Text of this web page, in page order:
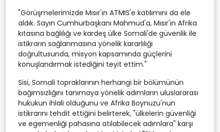
"Görüşmelerimizde Mısır'ın ATMIS'e katılımını da ele
aldık. Sayın Cumhurbaşkanı Mahmud'a, Mısır'ın Afrika
kıtasına bağlılığı ve kardeş ülke Somali'de güvenlik ile
istikrarın sağlanmasına yönelik kararlılığı
doğrultusunda, misyon kapsamında güçlerini
konuşlandırmak istediğini teyit ettim."
Sisi, Somali topraklarının herhangi bir bölümünün
bağımsızlığını tanımaya yönelik adımların uluslararası
hukukun ihlali olduğunu ve Afrika Boynuzu'nun
istikrarını tehdit ettiğini belirterek, "ülkelerin güvenliği
ve egemenliği pahasına atılabilecek adımlara" karşı